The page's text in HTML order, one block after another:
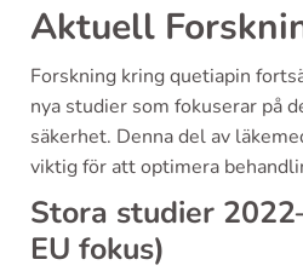
Aktuell
Forskning kring quetiapin
nya studier som fokuserar på
säkerhet. Denna del av
viktig för att optimera
Stora studier
EU fokus)